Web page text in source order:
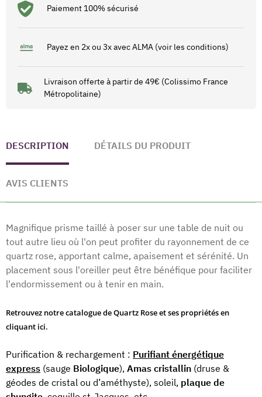
Paiement 100% sécurisé
Payez en 2x ou 3x avec ALMA (voir les conditions)
Livraison offerte à partir de 49€ (Colissimo France
Métropolitaine)
DESCRIPTION DÉTAILS DU PRODUIT
AVIS CLIENTS
Magnifique prisme taillé à poser sur une table de nuit ou
tout autre lieu où l'on peut profiter du rayonnement de ce
quartz rose, apportant calme, apaisement et sérénité. Un
placement sous l'oreiller peut être bénéfique pour faciliter
l'endormissement ou à tenir en main.
Retrouvez notre catalogue de Quartz Rose et ses propriétés en
cliquant ici.
Purification & rechargement : Purifiant énergétique
express (sauge Biologique), Amas cristallin (druse &
géodes de cristal ou d’améthyste), soleil, plaque de